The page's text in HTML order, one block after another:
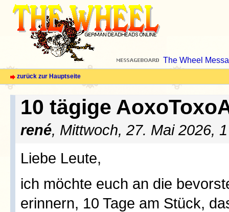
The Wheel
zurück zur Hauptseite
10 tägige
rené, Mittwoch, 27. Mai 2026,
Liebe Leute,
ich möchte euch an die
erinnern, 10 Tage am Stück,